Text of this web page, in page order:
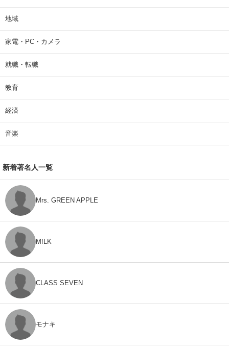
地域
家電・PC・カメラ
就職・転職
教育
経済
音楽
新着著名人一覧
Mrs. GREEN APPLE
M!LK
CLASS SEVEN
モナキ